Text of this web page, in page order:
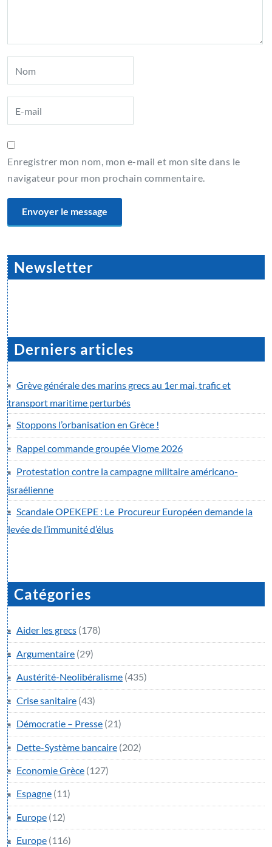
Enregistrer mon nom, mon e-mail et mon site dans le
navigateur pour mon prochain commentaire.
Newsletter
Derniers articles
Grève générale des marins grecs au 1er mai, trafic et
transport maritime perturbés
Stoppons l’orbanisation en Grèce !
Rappel commande groupée Viome 2026
Protestation contre la campagne militaire américano-
israélienne
Scandale OPEKEPE : Le Procureur Européen demande la
levée de l’immunité d’élus
Catégories
Aider les grecs (178)
Argumentaire (29)
Austérité-Neolibéralisme (435)
Crise sanitaire (43)
Démocratie – Presse (21)
Dette-Système bancaire (202)
Economie Grèce (127)
Espagne (11)
Europe (12)
Europe (116)